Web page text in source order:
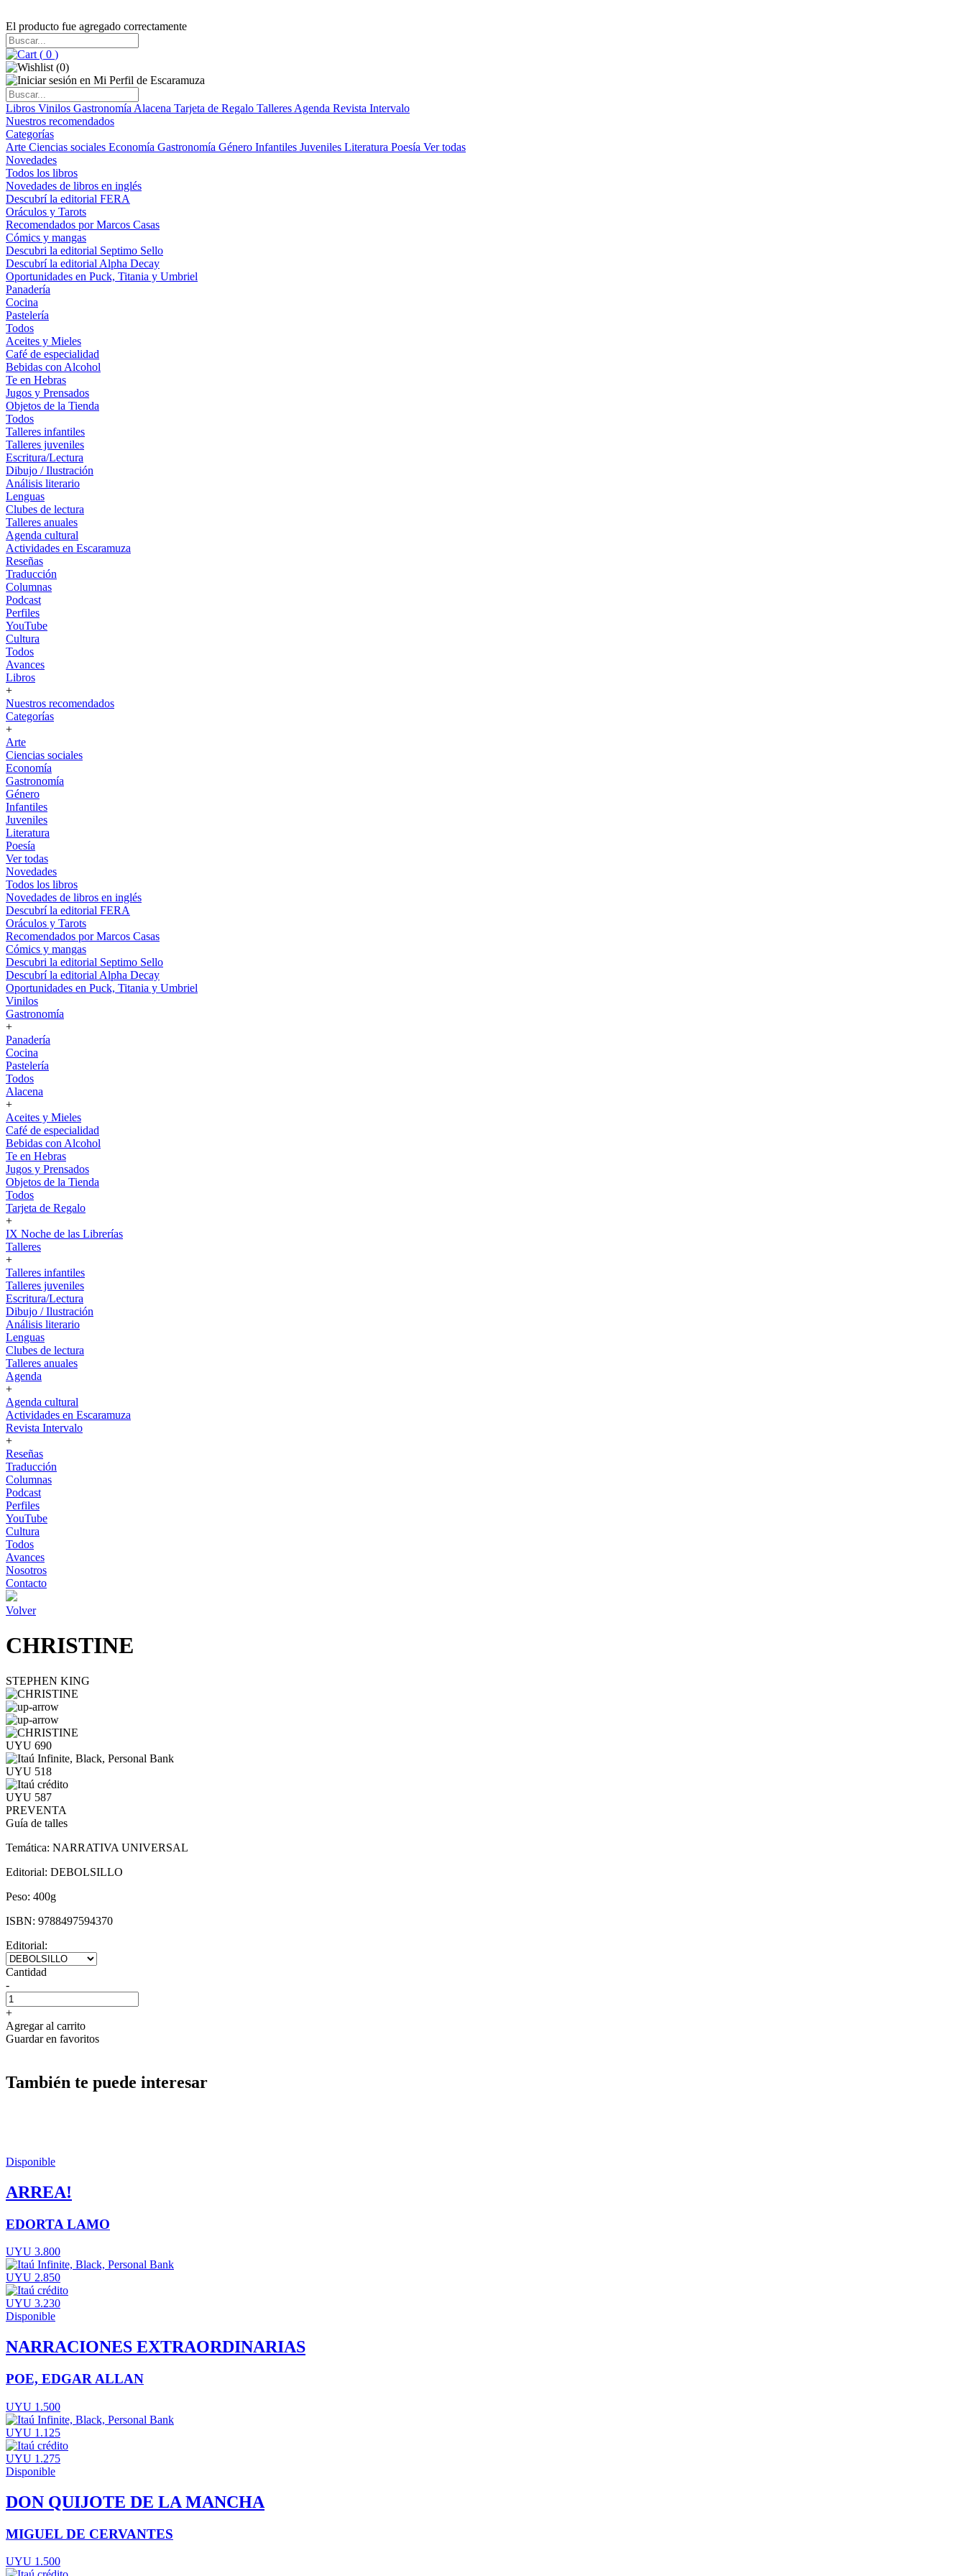
El producto fue agregado correctamente
( 0 )
(0)
Libros Vinilos Gastronomía Alacena Tarjeta de Regalo Talleres Agenda Revista Intervalo
Nuestros recomendados
Categorías
Arte Ciencias sociales Economía Gastronomía Género Infantiles Juveniles Literatura Poesía Ver todas
Novedades
Todos los libros
Novedades de libros en inglés
Descubrí la editorial FERA
Oráculos y Tarots
Recomendados por Marcos Casas
Cómics y mangas
Descubri la editorial Septimo Sello
Descubrí la editorial Alpha Decay
Oportunidades en Puck, Titania y Umbriel
Panadería
Cocina
Pastelería
Todos
Aceites y Mieles
Café de especialidad
Bebidas con Alcohol
Te en Hebras
Jugos y Prensados
Objetos de la Tienda
Todos
Talleres infantiles
Talleres juveniles
Escritura/Lectura
Dibujo / Ilustración
Análisis literario
Lenguas
Clubes de lectura
Talleres anuales
Agenda cultural
Actividades en Escaramuza
Reseñas
Traducción
Columnas
Podcast
Perfiles
YouTube
Cultura
Todos
Avances
Libros
+
Nuestros recomendados
Categorías
+
Arte
Ciencias sociales
Economía
Gastronomía
Género
Infantiles
Juveniles
Literatura
Poesía
Ver todas
Novedades
Todos los libros
Novedades de libros en inglés
Descubrí la editorial FERA
Oráculos y Tarots
Recomendados por Marcos Casas
Cómics y mangas
Descubri la editorial Septimo Sello
Descubrí la editorial Alpha Decay
Oportunidades en Puck, Titania y Umbriel
Vinilos
Gastronomía
+
Panadería
Cocina
Pastelería
Todos
Alacena
+
Aceites y Mieles
Café de especialidad
Bebidas con Alcohol
Te en Hebras
Jugos y Prensados
Objetos de la Tienda
Todos
Tarjeta de Regalo
+
IX Noche de las Librerías
Talleres
+
Talleres infantiles
Talleres juveniles
Escritura/Lectura
Dibujo / Ilustración
Análisis literario
Lenguas
Clubes de lectura
Talleres anuales
Agenda
+
Agenda cultural
Actividades en Escaramuza
Revista Intervalo
+
Reseñas
Traducción
Columnas
Podcast
Perfiles
YouTube
Cultura
Todos
Avances
Nosotros
Contacto
Volver
CHRISTINE
STEPHEN KING
UYU 690
UYU 518
UYU 587
PREVENTA
Guía de talles
Temática: NARRATIVA UNIVERSAL
Editorial: DEBOLSILLO
Peso: 400g
ISBN: 9788497594370
Editorial:
Cantidad
-
+
Agregar al carrito
Guardar en favoritos
También te puede interesar
Disponible
ARREA!
EDORTA LAMO
UYU 3.800
UYU 2.850
UYU 3.230
Disponible
NARRACIONES EXTRAORDINARIAS
POE, EDGAR ALLAN
UYU 1.500
UYU 1.125
UYU 1.275
Disponible
DON QUIJOTE DE LA MANCHA
MIGUEL DE CERVANTES
UYU 1.500